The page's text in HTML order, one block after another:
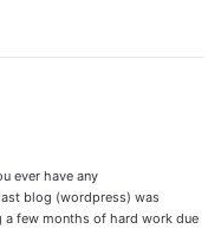
ever have any
blog (wordpress) was
a few months of hard work due